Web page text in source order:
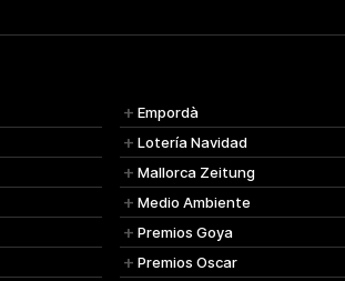
Empordà
Lotería Navidad
Mallorca Zeitung
Medio Ambiente
Premios Goya
Premios Oscar